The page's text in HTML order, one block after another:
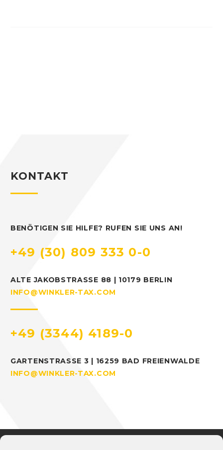
KONTAKT
BENÖTIGEN SIE HILFE? RUFEN SIE UNS AN!
+49 (30) 809 333 0-0
ALTE JAKOBSTRASSE 88 | 10179 BERLIN
INFO@WINKLER-TAX.COM
+49 (3344) 4189-0
GARTENSTRASSE 3 | 16259 BAD FREIENWALDE
INFO@WINKLER-TAX.COM